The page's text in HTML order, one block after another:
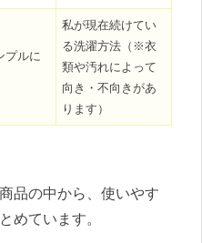
プルに
私が現在続けてい
る洗濯方法（※衣
類や汚れによって
向き・不向きがあ
ります）
品の中から、使いやす
めています。